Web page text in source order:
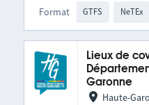
Format GTFS NeTEx
Lieux de
Garonne
Haute-